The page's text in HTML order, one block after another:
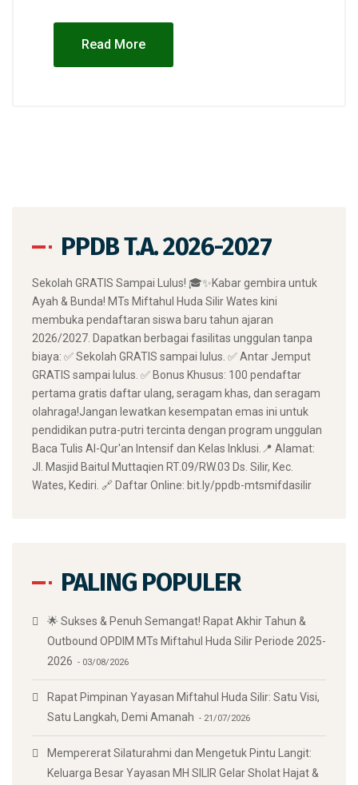
Read More
PPDB T.A. 2026-2027
​Sekolah GRATIS Sampai Lulus! 🎓✨ ​Kabar gembira untuk
Ayah & Bunda! MTs Miftahul Huda Silir Wates kini
membuka pendaftaran siswa baru tahun ajaran
2026/2027. Dapatkan berbagai fasilitas unggulan tanpa
biaya: ✅ Sekolah GRATIS sampai lulus. ✅ Antar Jemput
GRATIS sampai lulus. ✅ Bonus Khusus: 100 pendaftar
pertama gratis daftar ulang, seragam khas, dan seragam
olahraga! ​Jangan lewatkan kesempatan emas ini untuk
pendidikan putra-putri tercinta dengan program unggulan
Baca Tulis Al-Qur'an Intensif dan Kelas Inklusi. ​📍 Alamat:
Jl. Masjid Baitul Muttaqien RT.09/RW.03 Ds. Silir, Kec.
Wates, Kediri. 🔗 Daftar Online: bit.ly/ppdb-mtsmifdasilir
PALING POPULER
🌟 Sukses & Penuh Semangat! Rapat Akhir Tahun &
Outbound OPDIM MTs Miftahul Huda Silir Periode 2025-
2026
03/08/2026
Rapat Pimpinan Yayasan Miftahul Huda Silir: Satu Visi,
Satu Langkah, Demi Amanah
21/07/2026
Mempererat Silaturahmi dan Mengetuk Pintu Langit:
Keluarga Besar Yayasan MH SILIR Gelar Sholat Hajat &